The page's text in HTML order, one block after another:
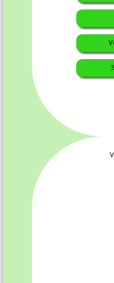
NOS
* CGV & mentions légales